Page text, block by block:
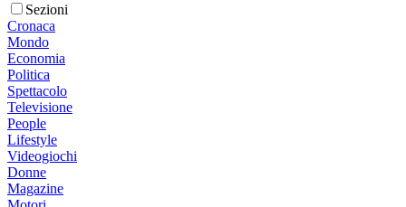
Sezioni
Cronaca
Mondo
Economia
Politica
Spettacolo
Televisione
People
Lifestyle
Videogiochi
Donne
Magazine